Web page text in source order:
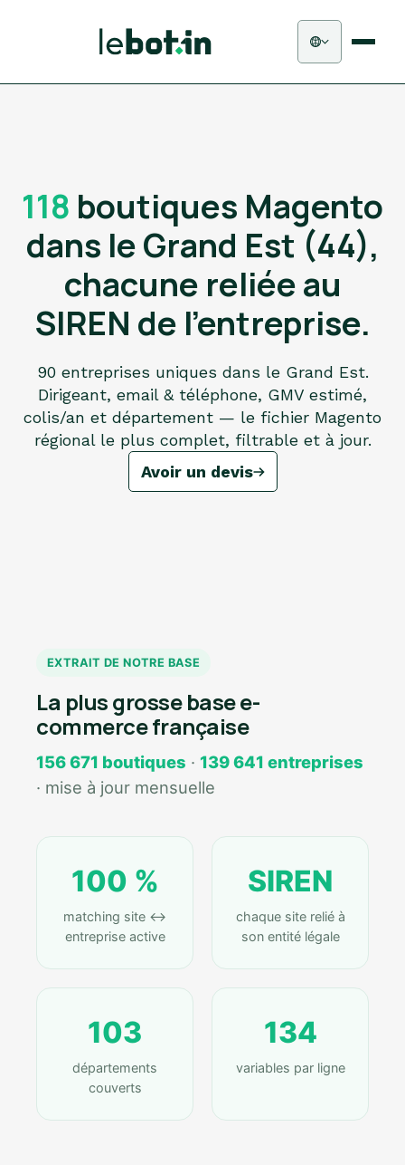
118 boutiques Magento
dans le Grand Est (44),
chacune reliée au
SIREN de l'entreprise.
90 entreprises uniques dans le Grand Est.
Dirigeant, email & téléphone, GMV estimé,
colis/an et département — le fichier Magento
régional le plus complet, filtrable et à jour.
Avoir un devis
EXTRAIT DE NOTRE BASE
La plus grosse base e-
commerce française
156 671 boutiques · 139 641 entreprises
· mise à jour mensuelle
100 %
matching site ↔
entreprise active
SIREN
chaque site relié à
son entité légale
103
départements
couverts
134
variables par ligne